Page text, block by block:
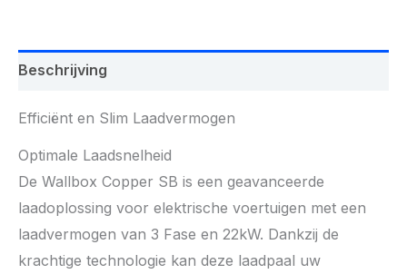
Beschrijving
Efficiënt en Slim Laadvermogen
Optimale Laadsnelheid
De Wallbox Copper SB is een geavanceerde
laadoplossing voor elektrische voertuigen met een
laadvermogen van 3 Fase en 22kW. Dankzij de
krachtige technologie kan deze laadpaal uw